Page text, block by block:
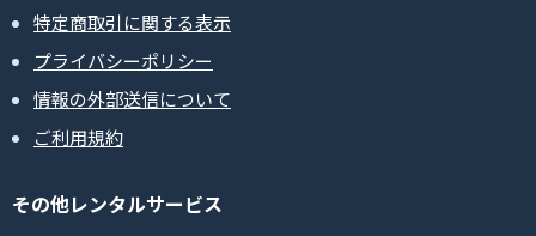
特定商取引に関する表示
プライバシーポリシー
情報の外部送信について
ご利用規約
その他レンタルサービス